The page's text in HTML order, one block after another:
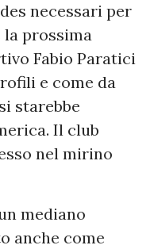
necessari per
prossima
Fabio Paratici
e come da
starebbe
Il club
nel mirino
mediano
anche come